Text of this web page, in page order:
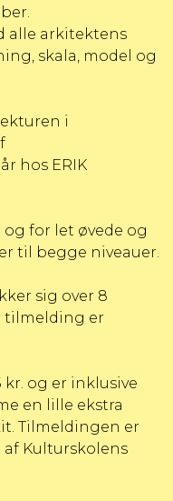
alle arkitektens
skala, model og
i
hos ERIK
for let øvede og
til begge niveauer.
sig over 8
tilmelding er
og er inklusive
en lille ekstra
Tilmeldingen er
Kulturskolens